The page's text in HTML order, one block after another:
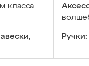
класса
Ручки: